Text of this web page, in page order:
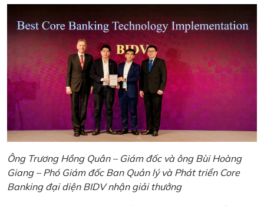
Ông Trương Hồng Quân – Giám đốc và ông Bùi Hoàng
Giang – Phó Giám đốc Ban Quản lý và Phát triển Core
Banking đại diện BIDV nhận giải thưởng